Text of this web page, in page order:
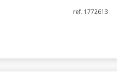
ref. 1772613